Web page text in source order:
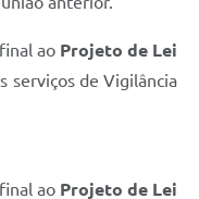
ao Projeto de Lei
serviços de Vigilância
ao Projeto de Lei